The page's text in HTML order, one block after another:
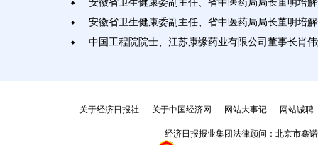
◆ 安徽省卫生健康委副主任、省中医药局局长董明培
◆ 安徽省卫生健康委副主任、省中医药局局长董明培
◆ 中国工程院院士、江苏康缘药业有限公司董事长肖
关于经济日报社 － 关于中国经济网 － 网站大事记 － 网站诚聘
经济日报报业集团法律顾问： 北京市鑫